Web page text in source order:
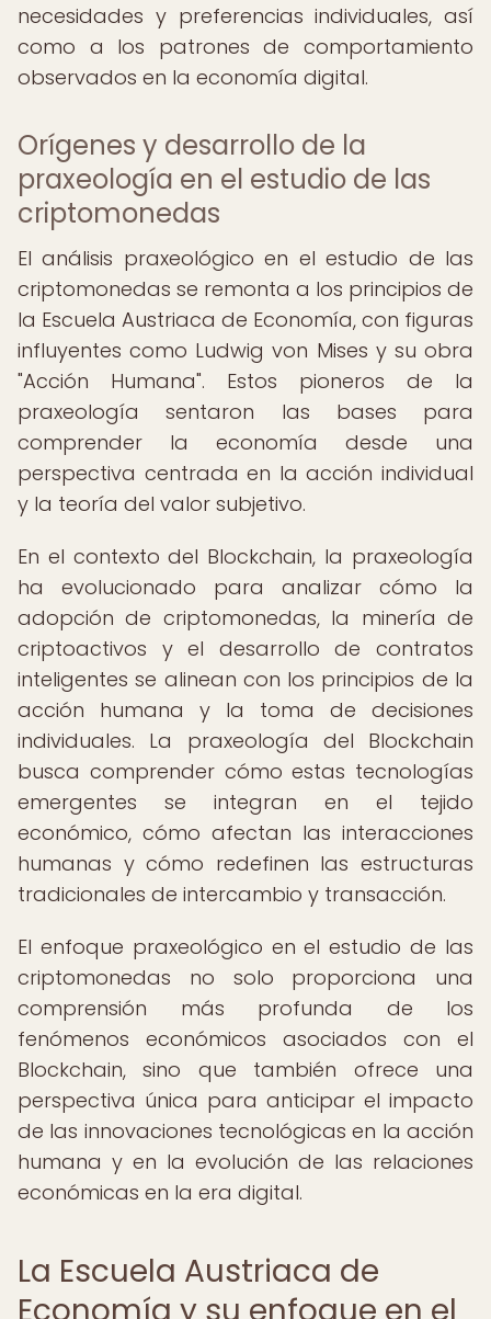
necesidades y preferencias individuales, así
como a los patrones de comportamiento
observados en la economía digital.
Orígenes y desarrollo de la
praxeología en el estudio de las
criptomonedas
El análisis praxeológico en el estudio de las
criptomonedas se remonta a los principios de
la Escuela Austriaca de Economía, con figuras
influyentes como Ludwig von Mises y su obra
"Acción Humana". Estos pioneros de la
praxeología sentaron las bases para
comprender la economía desde una
perspectiva centrada en la acción individual
y la teoría del valor subjetivo.
En el contexto del Blockchain, la praxeología
ha evolucionado para analizar cómo la
adopción de criptomonedas, la minería de
criptoactivos y el desarrollo de contratos
inteligentes se alinean con los principios de la
acción humana y la toma de decisiones
individuales. La praxeología del Blockchain
busca comprender cómo estas tecnologías
emergentes se integran en el tejido
económico, cómo afectan las interacciones
humanas y cómo redefinen las estructuras
tradicionales de intercambio y transacción.
El enfoque praxeológico en el estudio de las
criptomonedas no solo proporciona una
comprensión más profunda de los
fenómenos económicos asociados con el
Blockchain, sino que también ofrece una
perspectiva única para anticipar el impacto
de las innovaciones tecnológicas en la acción
humana y en la evolución de las relaciones
económicas en la era digital.
La Escuela Austriaca de